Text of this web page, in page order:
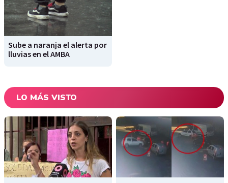
Sube a naranja el alerta por
lluvias en el AMBA
LO MÁS VISTO